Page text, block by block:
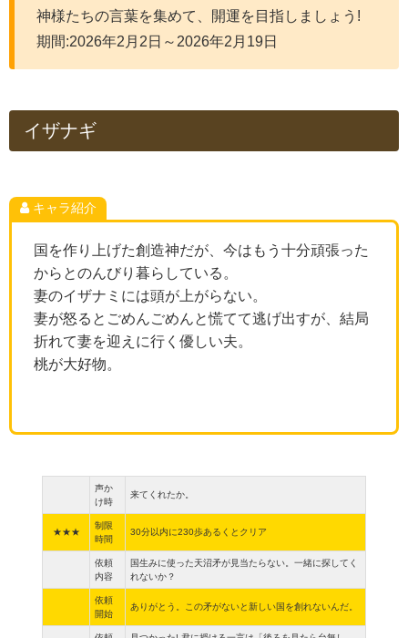
神様たちの言葉を集めて、開運を目指しましょう!
期間:2026年2月2日～2026年2月19日
イザナギ
キャラ紹介
国を作り上げた創造神だが、今はもう十分頑張った
からとのんびり暮らしている。
妻のイザナミには頭が上がらない。
妻が怒るとごめんごめんと慌てて逃げ出すが、結局
折れて妻を迎えに行く優しい夫。
桃が大好物。
声か
け時
来てくれたか。
★★★
制限
時間
30分以内に230歩あるくとクリア
依頼
内容
国生みに使った天沼矛が見当たらない。一緒に探してく
れないか？
依頼
開始
ありがとう。この矛がないと新しい国を創れないんだ。